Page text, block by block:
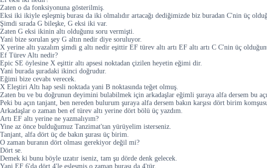
Zaten o da fonksiyonuna gösterilmiş.
Eksi iki ikiyle eşleşmiş burası da iki olmalıdır artacağı dediğimizde biz buradan C'nin üç
Şimdi sırada G bileşke, G eksi iki var.
Zaten G eksi ikinin altı olduğunu soru vermişti.
Yani bize sorulan şey G altın nedir diye soruluyor.
X yerine altı yazalım şimdi g altı nedir eşittir EF türev altı artı EF altı artı C C'nin üç
Ef Türev Altı nedir?
Epic SE öylesine X eşittir altı apsesi noktadan çizilen heyetin eğimi dir.
Yani burada şuradaki ikinci doğrudur.
Eğimi bize cevabı verecek.
X Eleştiri Altı hap sesli noktada yani B noktasında teğet olmuş.
Zaten bu ve bu doğrunun deyimini bulabilmek için arkadaşlar eğimli şuraya alfa dersem bu
Peki bu açın tanjant, ben nereden bulurum şuraya alfa dersem bakın karşısı dört birim
Arkadaşlar o zaman ben ef türev altı yerine dört bölü üç yazdım.
Artı EF altı yerine ne yazmalıyım?
Yine az önce bulduğumuz Tanzimat'tan yürüyelim isterseniz.
Tanjant, alfa dört üç de bakın şurası üç birim.
O zaman buranın dört olması gerekiyor değil mi?
Dört se.
Demek ki bunu böyle uzatır iseniz, tam şu dörde denk gelecek.
Yani EF 6'da dört 4'le eşleşmiş o zaman burası da 4'tür.